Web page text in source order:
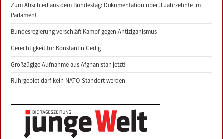
Zum Abschied aus dem Bundestag: Dokumentation über 3 Jahrzehnte im
Parlament
Bundesregierung verschläft Kampf gegen Antiziganismus
Gerechtigkeit für Konstantin Gedig
Großzügige Aufnahme aus Afghanistan jetzt!
Ruhrgebiet darf kein NATO-Standort werden